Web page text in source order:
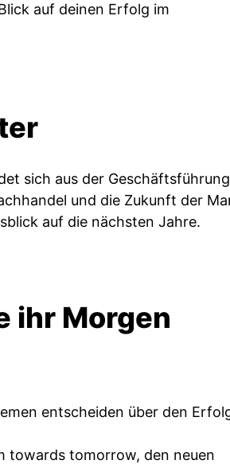
auf deinen Erfolg im
sich aus der
und die Zukunft der
auf die nächsten Jahre.
ihr Morgen
entscheiden über den
towards tomorrow, den neuen